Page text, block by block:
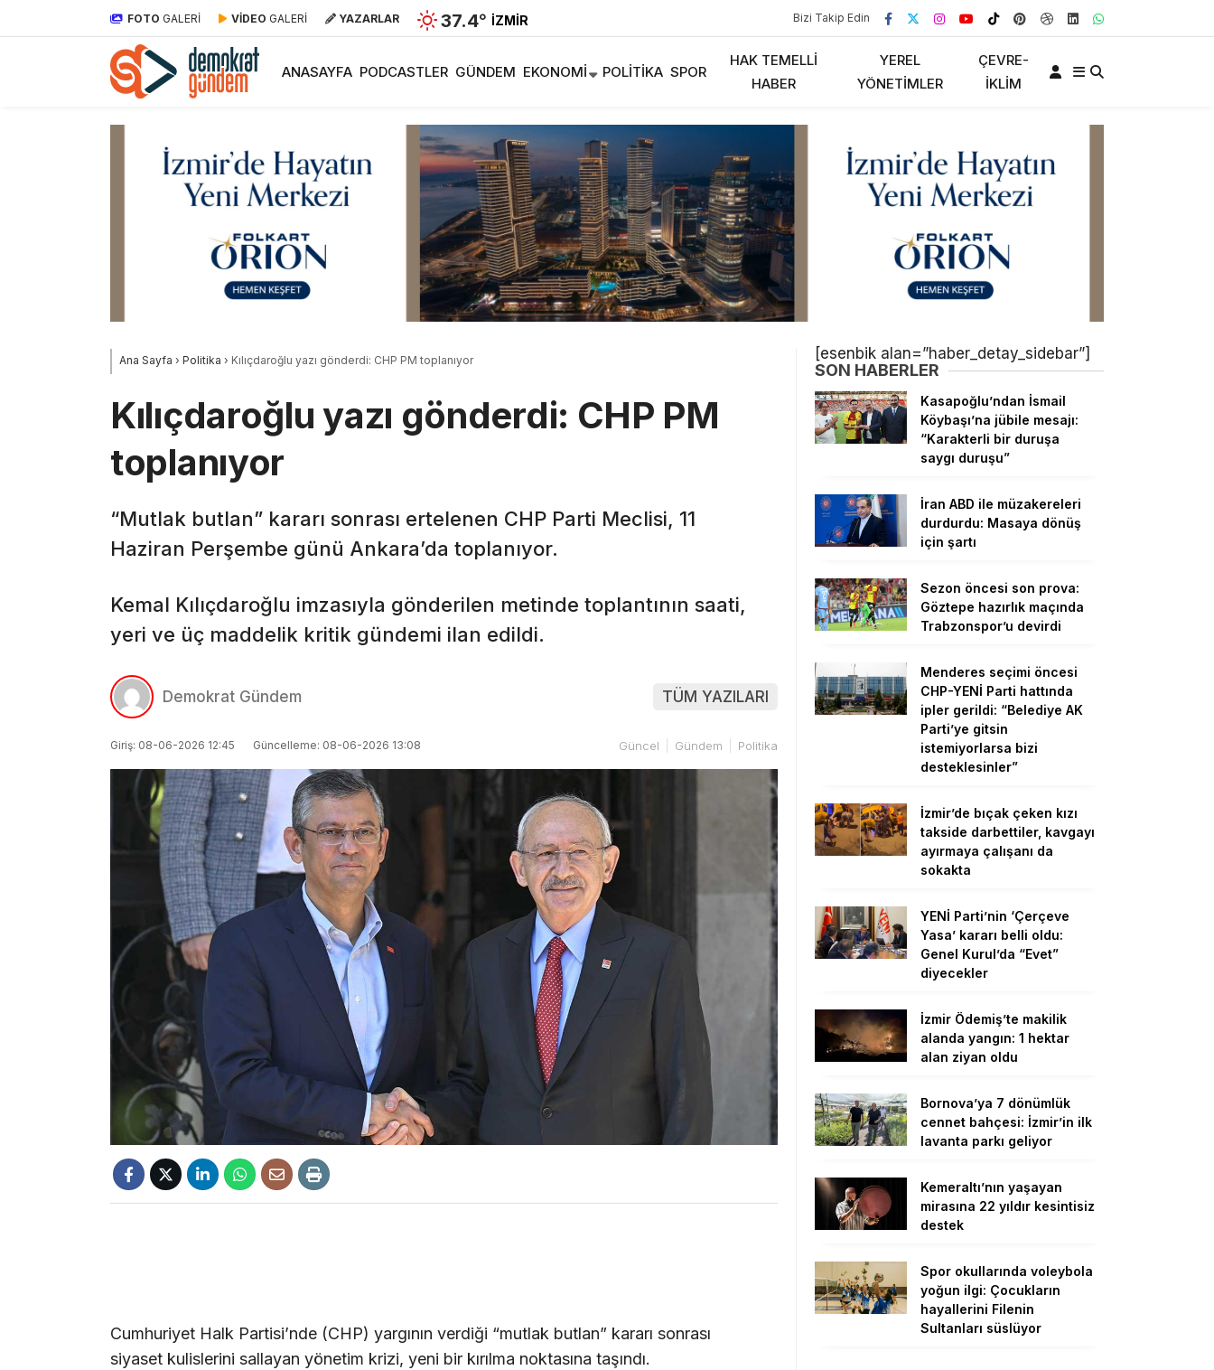
FOTO GALERİ VİDEO GALERİ YAZARLAR 37.4° İZMIR Bizi Takip Edin
ANASAYFA PODCASTLER GÜNDEM EKONOMI POLITIKA SPOR
HAK TEMELLI
HABER
YEREL
YÖNETIMLER
ÇEVRE-
İKLIM
Ana Sayfa › Politika › Kılıçdaroğlu yazı gönderdi: CHP PM toplanıyor
Kılıçdaroğlu yazı gönderdi: CHP PM
toplanıyor
“Mutlak butlan” kararı sonrası ertelenen CHP Parti Meclisi, 11
Haziran Perşembe günü Ankara’da toplanıyor.
Kemal Kılıçdaroğlu imzasıyla gönderilen metinde toplantının saati,
yeri ve üç maddelik kritik gündemi ilan edildi.
Demokrat Gündem TÜM YAZILARI
Giriş: 08-06-2026 12:45 Güncelleme: 08-06-2026 13:08 Güncel Gündem Politika
Cumhuriyet Halk Partisi’nde (CHP) yargının verdiği “mutlak butlan” kararı sonrası
siyaset kulislerini sallayan yönetim krizi, yeni bir kırılma noktasına taşındı.
[esenbik alan=”haber_detay_sidebar”]
SON HABERLER
Kasapoğlu’ndan İsmail
Köybaşı’na jübile mesajı:
“Karakterli bir duruşa
saygı duruşu”
İran ABD ile müzakereleri
durdurdu: Masaya dönüş
için şartı
Sezon öncesi son prova:
Göztepe hazırlık maçında
Trabzonspor’u devirdi
Menderes seçimi öncesi
CHP-YENİ Parti hattında
ipler gerildi: “Belediye AK
Parti’ye gitsin
istemiyorlarsa bizi
desteklesinler”
İzmir’de bıçak çeken kızı
takside darbettiler, kavgayı
ayırmaya çalışanı da
sokakta
YENİ Parti’nin ‘Çerçeve
Yasa’ kararı belli oldu:
Genel Kurul’da “Evet”
diyecekler
İzmir Ödemiş’te makilik
alanda yangın: 1 hektar
alan ziyan oldu
Bornova’ya 7 dönümlük
cennet bahçesi: İzmir’in ilk
lavanta parkı geliyor
Kemeraltı’nın yaşayan
mirasına 22 yıldır kesintisiz
destek
Spor okullarında voleybola
yoğun ilgi: Çocukların
hayallerini Filenin
Sultanları süslüyor